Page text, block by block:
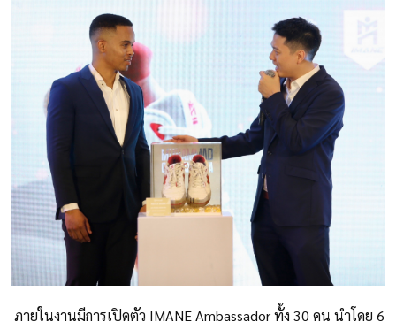
ภายในงานมีการเปิดตัว IMANE Ambassador ทั้ง 30 คน นำโดย 6